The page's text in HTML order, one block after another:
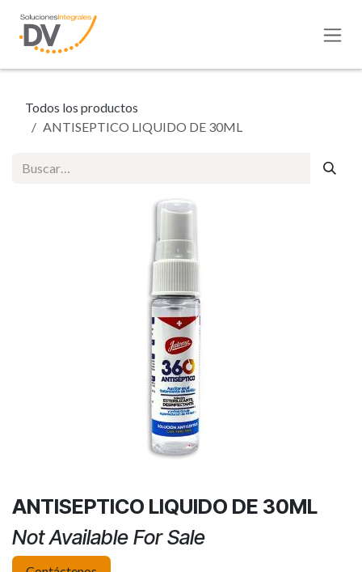
Todos los productos
ANTISEPTICO LIQUIDO DE 30ML
ANTISEPTICO LIQUIDO DE 30ML
Not Available For Sale